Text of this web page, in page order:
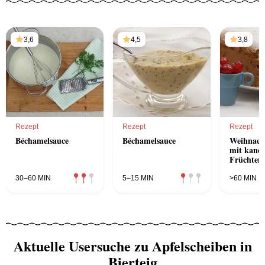
3,6
Rezept
Béchamelsauce
30–60 MIN
4,5
Rezept
Béchamelsauce
5–15 MIN
3,8
Rezept
mit
Früchten
>60 MIN
Aktuelle Usersuche zu Apfelscheiben in